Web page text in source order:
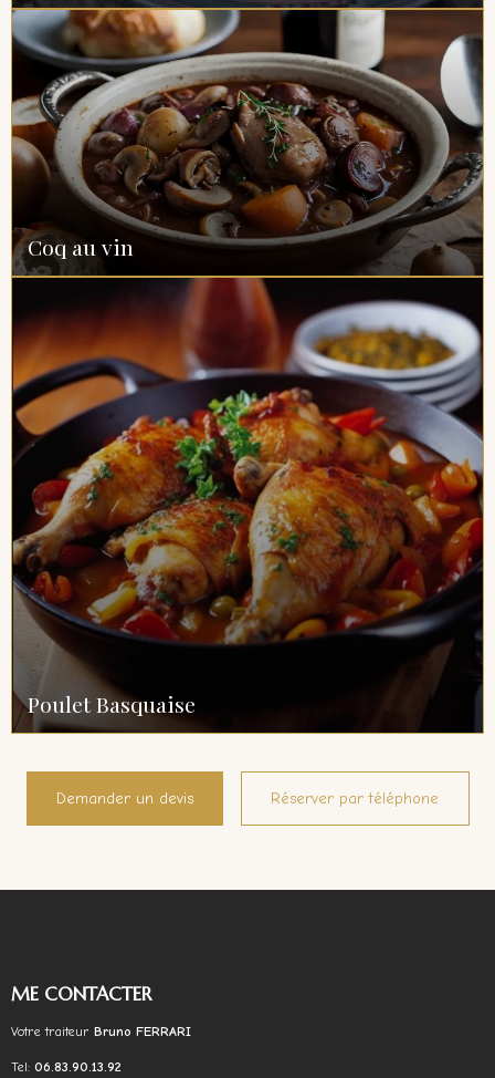
Coq au vin
Poulet Basquaise
Demander un devis Réserver par téléphone
ME CONTACTER
Votre traiteur Bruno FERRARI
Tel: 06.83.90.13.92